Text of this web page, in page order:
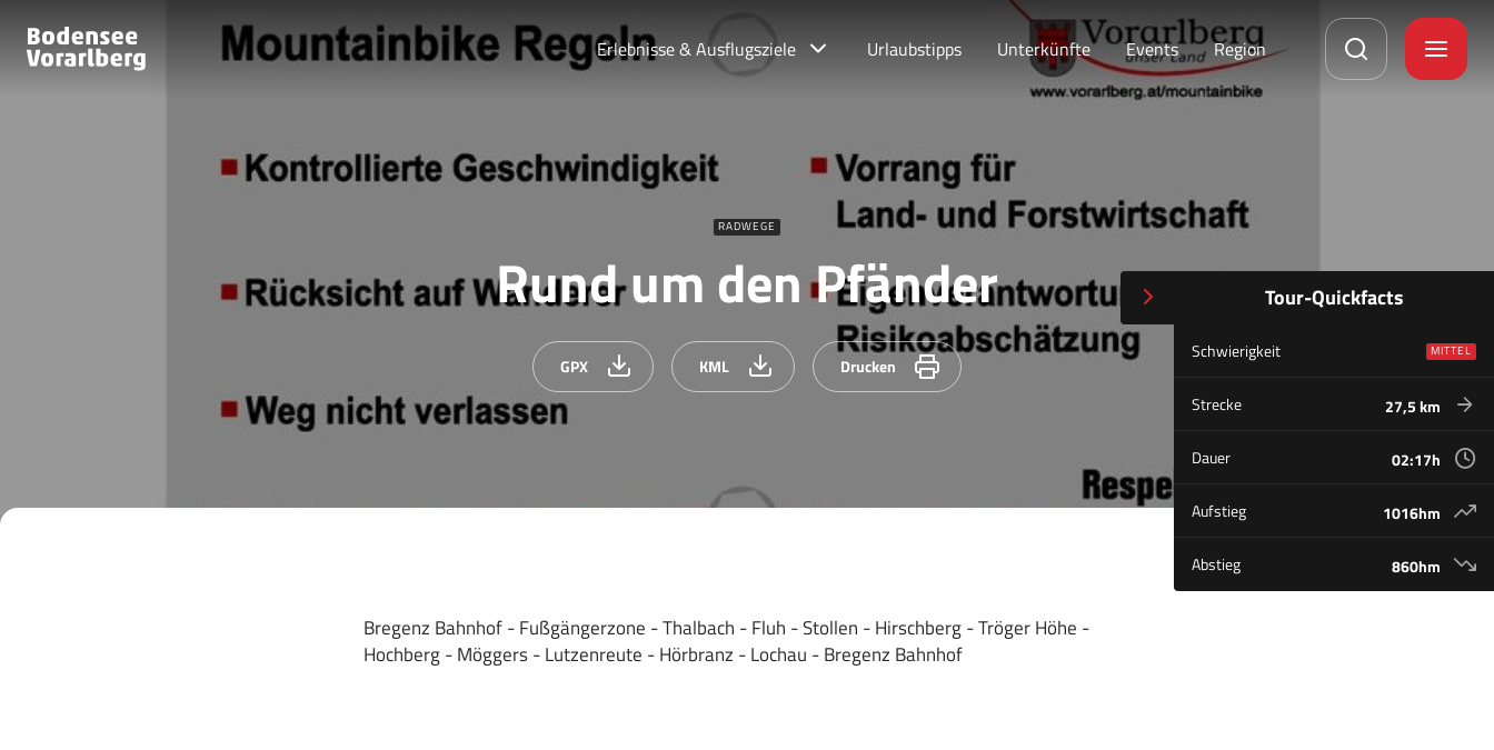
Erlebnisse & Ausflugsziele Urlaubstipps Unterkünfte Events Region
RADWEGE
Rund um den Pfänder
GPX KML Drucken
Bregenz Bahnhof - Fußgängerzone - Thalbach - Fluh - Stollen - Hirschberg - Tröger Höhe -
Hochberg - Möggers - Lutzenreute - Hörbranz - Lochau - Bregenz Bahnhof
Tour-Quickfacts
Schwierigkeit MITTEL
Strecke 27,5 km
Dauer 02:17h
Aufstieg 1016hm
Abstieg 860hm